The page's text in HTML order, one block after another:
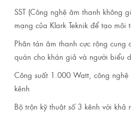
SST (Công nghệ âm thanh không
mạng của Klark Teknik để tạo môi
Phân tán âm thanh cực rộng cung
quán cho khán giả và người biểu
Công suất 1.000 Watt, công nghệ
kênh
Bộ trộn kỹ thuật số 3 kênh với